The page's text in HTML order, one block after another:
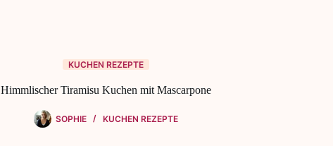
KUCHEN REZEPTE
Himmlischer Tiramisu Kuchen mit Mascarpone
SOPHIE KUCHEN REZEPTE